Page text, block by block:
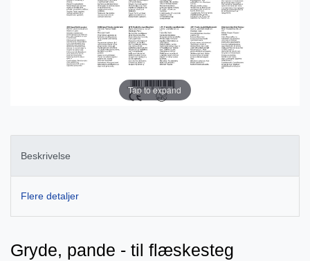
Tap to expand
Beskrivelse
Flere detaljer
Gryde, pande - til flæskesteg